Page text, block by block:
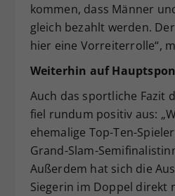
kommen, dass Männer
gleich bezahlt werden.
hier eine Vorreiterrolle“,
Weiterhin auf
Auch das sportliche Fazit
fiel rundum positiv aus:
ehemalige Top-Ten-
Grand-Slam-
Außerdem hat sich die
Siegerin im Doppel direkt